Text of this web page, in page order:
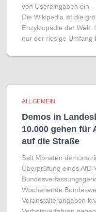
von Usereingaben ein
Die Wikipedia ist die
Enzyklopädie der Welt.
nur der riesige Umfang
ALLGEMEIN
Demos in
10.000 gehen für
auf die Straße
Seit Monaten
Überprüfung eines
Veranstalterangaben